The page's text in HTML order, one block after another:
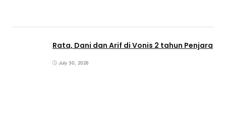
Rata, Dani dan Arif di Vonis 2 tahun Penjara
July 30, 2026